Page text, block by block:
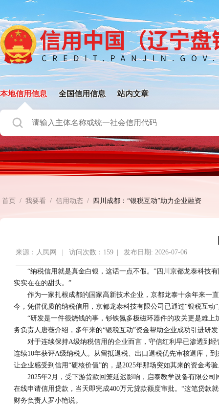
本地信用信息 全国信用信息 站内文章
首页 / 我要看 / 信用动态 / 四川成都：“银税互动”助力企业融资
来源：人民网 | 访问次数：159 | 发布日期: 2026-07-06
“纳税信用就是真金白银，这话一点不假。”四川京都龙泰科技
实实在在的甜头。”
作为一家扎根成都的国家高新技术企业，京都龙泰十余年来一
今，凭借优质的纳税信用，京都龙泰科技有限公司已通过“银税互动
“研发是一件很烧钱的事，钐铁氮多极磁环器件的攻关更是难
务负责人唐薇介绍，多年来的“银税互动”资金帮助企业成功引进研
对于连续保持A级纳税信用的企业而言，守信红利早已渗透到
连续10年获评A级纳税人。从留抵退税、出口退税优先审核退库，
让企业感受到信用“硬核价值”的，是2025年那场突如其来的资金考
2025年2月，受下游货款回笼延迟影响，启泰教学设备有限公
在线申请信用贷款，当天即完成400万元贷款额度审批。“这笔贷款
财务负责人罗小艳说。